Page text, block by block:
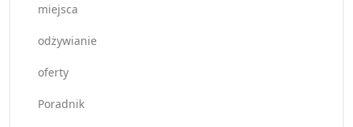
miejsca
odżywianie
oferty
Poradnik